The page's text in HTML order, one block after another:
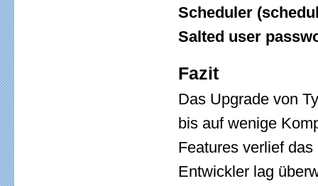
Scheduler
Salted user
Fazit
Das Upgrade von
bis auf wenige
Features verlief
Entwickler lag